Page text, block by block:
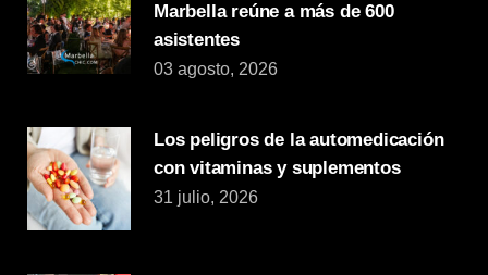
Marbella reúne a más de 600
asistentes
03 agosto, 2026
Los peligros de la automedicación
con vitaminas y suplementos
31 julio, 2026